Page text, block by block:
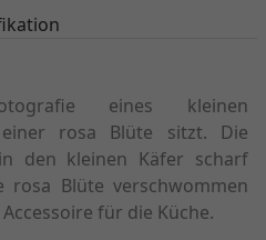
eines kleinen
rosa Blüte sitzt. Die
den kleinen Käfer scharf
rosa Blüte verschwommen
für die Küche.